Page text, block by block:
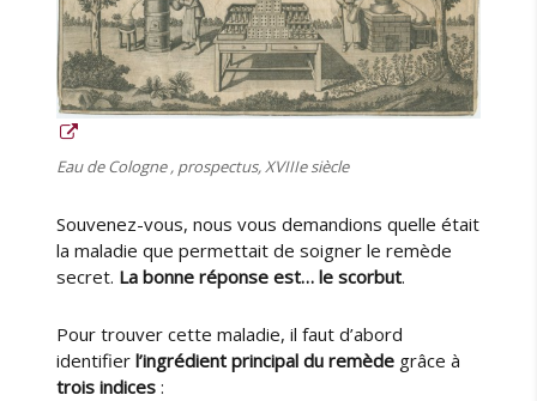
u
p
ô
l
e
h
m
a
c
e
Eau de Cologne , prospectus, XVIIIe siècle
Souvenez-vous, nous vous demandions quelle était
la maladie que permettait de soigner le remède
secret. La bonne réponse est… le scorbut.
Pour trouver cette maladie, il faut d’abord
identifierl’ingrédient principal du remède grâce à
trois indices :